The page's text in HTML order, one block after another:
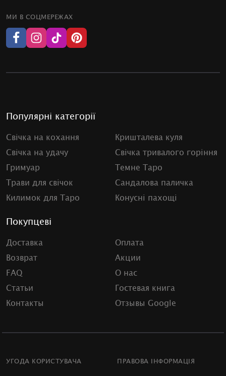
МИ В СОЦМЕРЕЖАХ
Популярні категорії
Свічка на кохання
Кришталева куля
Свічка на удачу
Свічка тривалого горіння
Гримуар
Темне Таро
Трави для свічок
Сандалова паличка
Килимок для Таро
Конусні пахощі
Покупцеві
Доставка
Оплата
Возврат
Акции
FAQ
О нас
Статьи
Гостевая книга
Контакты
Отзывы Google
УГОДА КОРИСТУВАЧА ПРАВОВА ІНФОРМАЦІЯ